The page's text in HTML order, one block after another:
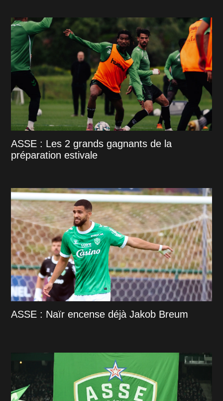
ASSE : Les 2 grands gagnants de la
préparation estivale
ASSE : Naïr encense déjà Jakob Breum